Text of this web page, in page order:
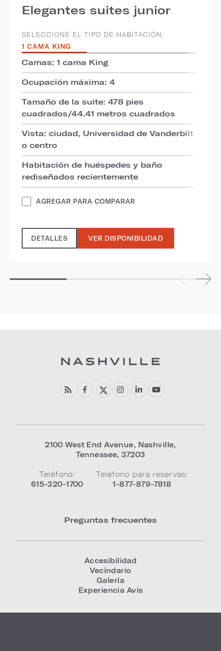
Elegantes suites junior
SELECCIONE EL TIPO DE HABITACIÓN:
1 CAMA KING
Camas: 1 cama King
Ocupación máxima: 4
Tamaño de la suite: 478 pies
cuadrados/44.41 metros cuadrados
Vista: ciudad, Universidad de Vanderbilt
o centro
Habitación de huéspedes y baño
rediseñados recientemente
AGREGAR PARA COMPARAR
DETALLES VER DISPONIBILIDAD
2100 West End Avenue, Nashville,
Tennessee,37203
Teléfono:
615-320-1700
Teléfono para reservas:
1-877-879-7818
Preguntas frecuentes
Accesibilidad
Vecindario
Galería
Experiencia Avis